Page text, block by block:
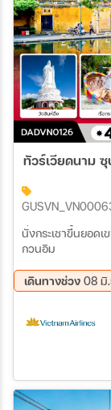
นั่งกระเชาขึ้นยอด
กวนอิม
เดินทางช่วง 08 มิ
13 ส.ค. 69 - 16 ส.ค.
27 ส.ค. 69 - 30 ส.
31 ส.ค. 69 - 03 ก.